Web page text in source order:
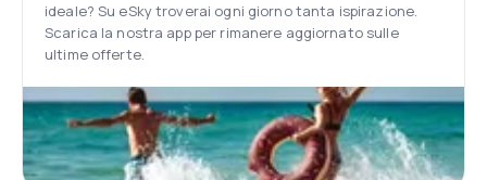
ideale? Su eSky troverai ogni giorno tanta ispirazione.
Scarica la nostra app per rimanere aggiornato sulle
ultime offerte.